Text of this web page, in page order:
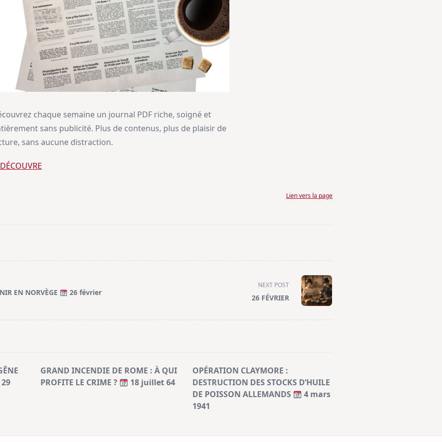
chaque semaine un journal PDF riche, soigné et
sans publicité. Plus de contenus, plus de plaisir de
sans aucune distraction.
DÉCOUVRE
Lien vers la page
EN NORVÈGE
26 février
NEXT POST
26 FÉVRIER
29
GRAND INCENDIE DE ROME : À QUI
PROFITE LE CRIME ?
18 juillet 64
OPÉRATION CLAYMORE :
DESTRUCTION DES STOCKS D’HUILE
DE POISSON ALLEMANDS
4 mars
1941